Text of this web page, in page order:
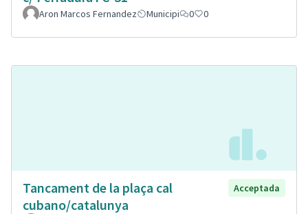
Aron Marcos Fernandez Municipi 0 0
Tancament de la plaça cal
cubano/catalunya
Acceptada